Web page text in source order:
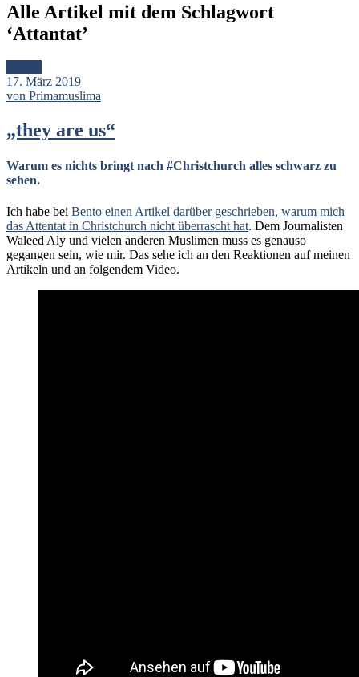
Alle Artikel mit dem Schlagwort
‘Attantat’
17. März 2019
von Primamuslima
„they are us“
Warum es nichts bringt nach #Christchurch alles schwarz zu
sehen.
Ich habe bei Bento einen Artikel darüber geschrieben, warum mich
das Attentat in Christchurch nicht überrascht hat. Dem Journalisten
Waleed Aly und vielen anderen Muslimen muss es genauso
gegangen sein, wie mir. Das sehe ich an den Reaktionen auf meinen
Artikeln und an folgendem Video.